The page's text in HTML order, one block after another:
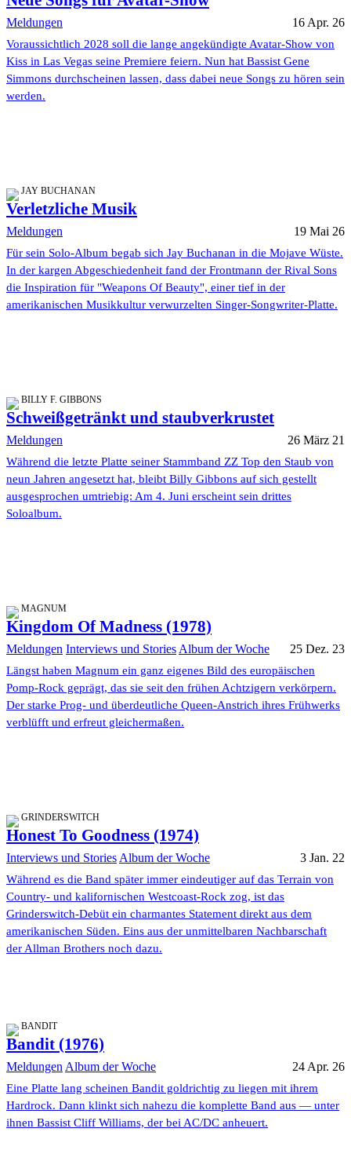
Meldungen 16 Apr. 26
Voraussichtlich 2028 soll die lange angekündigte Avatar-Show von
Kiss in Las Vegas seine Premiere feiern. Nun hat Bassist Gene
Simmons durchscheinen lassen, dass dabei neue Songs zu hören sein
werden.
JAY BUCHANAN
Verletzliche Musik
Meldungen 19 Mai 26
Für sein Solo-Album begab sich Jay Buchanan in die Mojave Wüste.
In der kargen Abgeschiedenheit fand der Frontmann der Rival Sons
die Inspiration für "Weapons Of Beauty", einer tief in der
amerikanischen Musikkultur verwurzelten Singer-Songwriter-Platte.
BILLY F. GIBBONS
Schweißgetränkt und staubverkrustet
Meldungen 26 März 21
Während die letzte Platte seiner Stammband ZZ Top den Staub von
neun Jahren angesetzt hat, bleibt Billy Gibbons auf sich gestellt
ausgesprochen umtriebig: Am 4. Juni erscheint sein drittes
Soloalbum.
MAGNUM
Kingdom Of Madness (1978)
Meldungen Interviews und StoriesAlbum der Woche 25 Dez. 23
Längst haben Magnum ein ganz eigenes Bild des europäischen
Pomp-Rock geprägt, das sie seit den frühen Achtzigern verkörpern.
Der starke Prog- und überdeutliche Queen-Anstrich ihres Frühwerks
verblüfft und erfreut gleichermaßen.
GRINDERSWITCH
Honest To Goodness (1974)
Interviews und StoriesAlbum der Woche 3 Jan. 22
Während es die Band später immer eindeutiger auf das Terrain von
Country- und kalifornischen Westcoast-Rock zog, ist das
Grinderswitch-Debüt ein charmantes Statement direkt aus dem
amerikanischen Süden. Eins aus der unmittelbaren Nachbarschaft
der Allman Brothers noch dazu.
BANDIT
Bandit (1976)
MeldungenAlbum der Woche 24 Apr. 26
Eine Platte lang scheinen Bandit goldrichtig zu liegen mit ihrem
Hardrock. Dann klinkt sich nahezu die komplette Band aus — unter
ihnen Bassist Cliff Williams, der bei AC/DC anheuert.